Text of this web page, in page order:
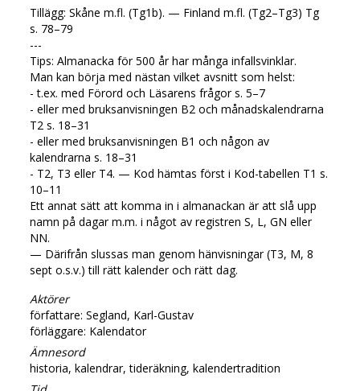
Tillägg: Skåne m.fl. (Tg1b). — Finland m.fl. (Tg2–Tg3) Tg
s. 78–79
---
Tips: Almanacka för 500 år har många infallsvinklar.
Man kan börja med nästan vilket avsnitt som helst:
- t.ex. med Förord och Läsarens frågor s. 5–7
- eller med bruksanvisningen B2 och månadskalendrarna
T2 s. 18–31
- eller med bruksanvisningen B1 och någon av
kalendrarna s. 18–31
- T2, T3 eller T4. — Kod hämtas först i Kod-tabellen T1 s.
10–11
Ett annat sätt att komma in i almanackan är att slå upp
namn på dagar m.m. i något av registren S, L, GN eller
NN.
— Därifrån slussas man genom hänvisningar (T3, M, 8
sept o.s.v.) till rätt kalender och rätt dag.
Aktörer
författare: Segland, Karl-Gustav
förläggare: Kalendator
Ämnesord
historia, kalendrar, tideräkning, kalendertradition